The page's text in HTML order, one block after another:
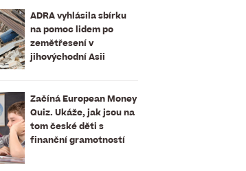
ADRA vyhlásila sbírku
na pomoc lidem po
zemětřesení v
jihovýchodní Asii
Začíná European Money
Quiz. Ukáže, jak jsou na
tom české děti s
finanční gramotností